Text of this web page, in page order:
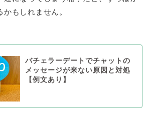
もしれません。
バチェラーデートでチャットの
メッセージが来ない原因と対処
【例文あり】